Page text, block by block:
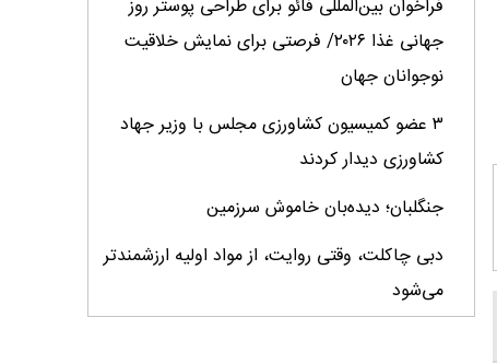
فراخوان بین‌المللی فائو برای طراحی پوستر روز
جهانی غذا ۲۰۲۶/ فرصتی برای نمایش خلاقیت
نوجوانان جهان
۳ عضو کمیسیون کشاورزی مجلس با وزیر جهاد
کشاورزی دیدار کردند
جنگلبان؛ دیده‌بان خاموش سرزمین
دبی چاکلت، وقتی روایت، از مواد اولیه ارزشمندتر
می‌شود